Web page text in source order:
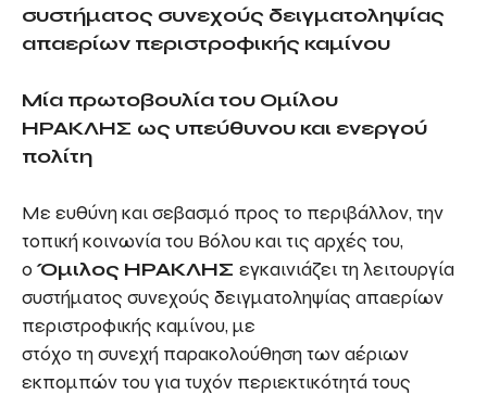
συστήματος συνεχούς δειγματοληψίας
απαερίων περιστροφικής καμίνου
Μία πρωτοβουλία του Ομίλου
ΗΡΑΚΛΗΣ ως υπεύθυνου και ενεργού
πολίτη
Με ευθύνη και σεβασμό προς το περιβάλλον, την
τοπική κοινωνία του Βόλου και τις αρχές του,
ο Όμιλος ΗΡΑΚΛΗΣ εγκαινιάζει τη λειτουργία
συστήματος συνεχούς δειγματοληψίας απαερίων
περιστροφικής καμίνου, με
στόχο τη συνεχή παρακολούθηση των αέριων
εκπομπών του για τυχόν περιεκτικότητά τους